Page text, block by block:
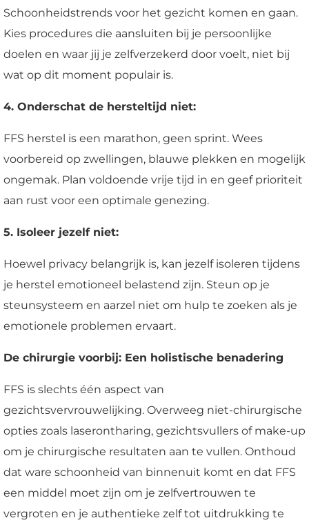
Schoonheidstrends voor het gezicht komen en gaan.
Kies procedures die aansluiten bij je persoonlijke
doelen en waar jij je zelfverzekerd door voelt, niet bij
wat op dit moment populair is.
4. Onderschat de hersteltijd niet:
FFS herstel is een marathon, geen sprint. Wees
voorbereid op zwellingen, blauwe plekken en mogelijk
ongemak. Plan voldoende vrije tijd in en geef prioriteit
aan rust voor een optimale genezing.
5. Isoleer jezelf niet:
Hoewel privacy belangrijk is, kan jezelf isoleren tijdens
je herstel emotioneel belastend zijn. Steun op je
steunsysteem en aarzel niet om hulp te zoeken als je
emotionele problemen ervaart.
De chirurgie voorbij: Een holistische benadering
FFS is slechts één aspect van
gezichtsvervrouwelijking. Overweeg niet-chirurgische
opties zoals laserontharing, gezichtsvullers of make-up
om je chirurgische resultaten aan te vullen. Onthoud
dat ware schoonheid van binnenuit komt en dat FFS
een middel moet zijn om je zelfvertrouwen te
vergroten en je authentieke zelf tot uitdrukking te